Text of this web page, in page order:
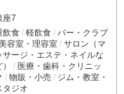
座7
飲食 軽飲食
バー・クラブ
容室・理容室
サロン（マ
サージ・エステ・ネイルな
医療・歯科・クリニッ
物販・小売
ジム・教室・
タジオ